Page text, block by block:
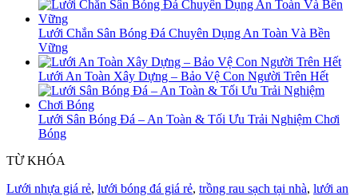
Lưới Chắn Sân Bóng Đá Chuyên Dụng An Toàn Và Bền
Vững
Lưới An Toàn Xây Dựng – Bảo Vệ Con Người Trên Hết
Lưới Sân Bóng Đá – An Toàn & Tối Ưu Trải Nghiệm Chơi
Bóng
TỪ KHÓA
Lưới nhựa giá rẻ, lưới bóng đá giá rẻ, trồng rau sạch tại nhà, lưới an